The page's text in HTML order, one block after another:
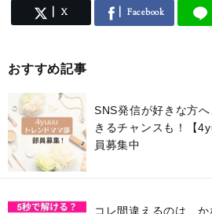
X Facebook
おすすめ記事
SNS発信が好きな方
きるチャンスも！【
員募集中
コレ間違えるのは、